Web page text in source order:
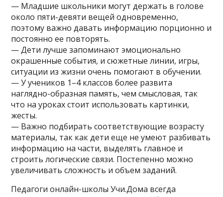
— Младшие школьники могут держать в голове
около пяти-девяти вещей одновременно,
поэтому важно давать информацию порционно и
постоянно ее повторять.
— Дети лучше запоминают эмоционально
окрашенные события, и сюжетные линии, игры,
ситуации из жизни очень помогают в обучении.
— У учеников 1–4 классов более развита
наглядно-образная память, чем смысловая, так
что на уроках стоит использовать картинки,
жесты.
— Важно подбирать соответствующие возрасту
материалы, так как дети еще не умеют разбивать
информацию на части, выделять главное и
строить логические связи. Постепенно можно
увеличивать сложность и объем заданий.
Педагоги онлайн-школы Учи.Дома всегда